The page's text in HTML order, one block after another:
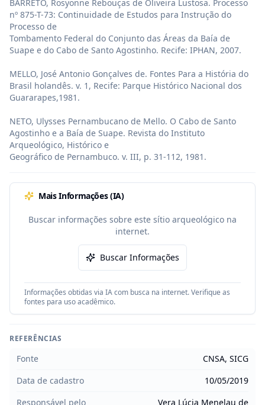
BARRETO, Rosyonne Rebouças de Oliveira Lustosa. Processo
nº 875-T-73: Continuidade de Estudos para Instrução do
Processo de
Tombamento Federal do Conjunto das Áreas da Baía de
Suape e do Cabo de Santo Agostinho. Recife: IPHAN, 2007.
MELLO, José Antonio Gonçalves de. Fontes Para a História do
Brasil holandês. v. 1, Recife: Parque Histórico Nacional dos
Guararapes,1981.
NETO, Ulysses Pernambucano de Mello. O Cabo de Santo
Agostinho e a Baía de Suape. Revista do Instituto
Arqueológico, Histórico e
Geográfico de Pernambuco. v. III, p. 31-112, 1981.
Mais Informações (IA)
Buscar informações sobre este sítio arqueológico na
internet.
Buscar Informações
Informações obtidas via IA com busca na internet. Verifique as
fontes para uso acadêmico.
REFERÊNCIAS
Fonte
CNSA, SICG
Data de cadastro
10/05/2019
Responsável pelo
Vera Lúcia Menelau de